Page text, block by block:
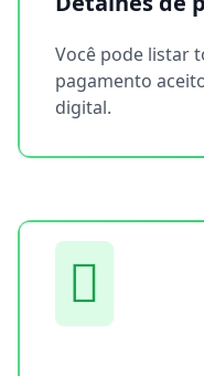
Você pode listar
pagamento
digital.